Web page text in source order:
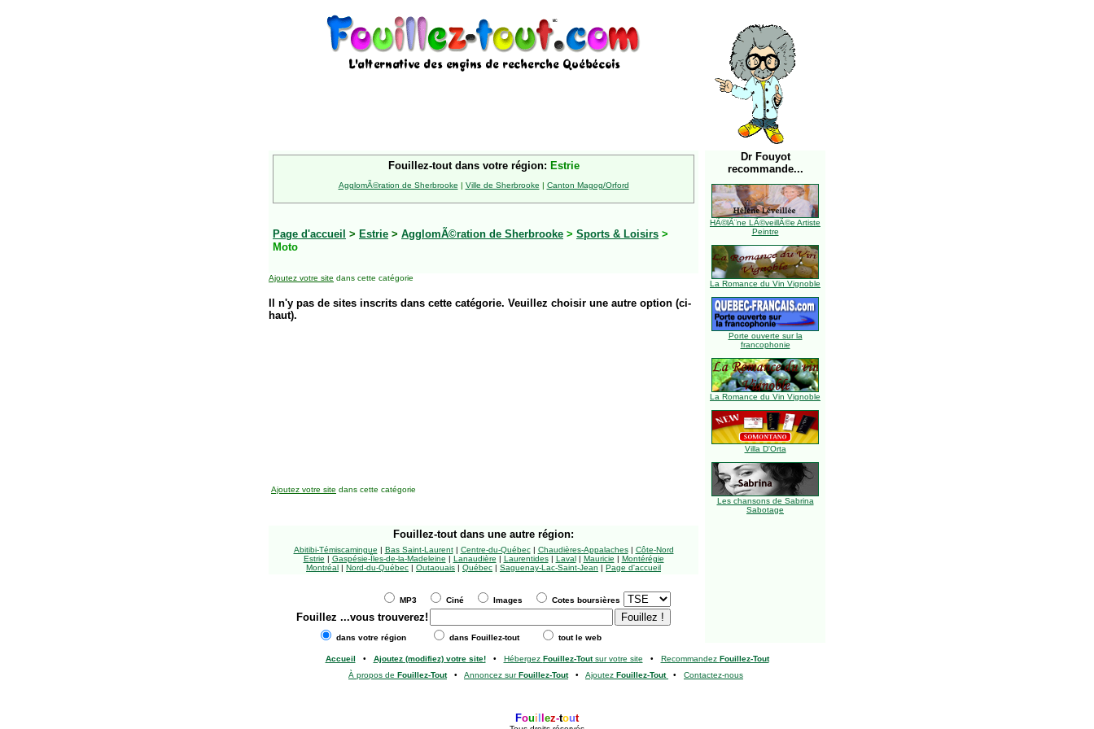
Fouillez-tout dans votre région: Estrie
AgglomÃ©ration de Sherbrooke | Ville de Sherbrooke | Canton Magog/Orford
Page d'accueil > Estrie > AgglomÃ©ration de Sherbrooke > Sports & Loisirs >
Moto
Ajoutez votre site dans cette catégorie
Il n'y pas de sites inscrits dans cette catégorie. Veuillez choisir une autre option (ci-
haut).
Dr Fouyot
recommande...
HÃ©lÃ¨ne LÃ©veillÃ©e Artiste
Peintre
La Romance du Vin Vignoble
Porte ouverte sur la
francophonie
La Romance du Vin Vignoble
Villa D'Orta
Les chansons de Sabrina
Sabotage
Ajoutez votre site dans cette catégorie
Fouillez-tout dans une autre région:
Abitibi-Témiscamingue | Bas Saint-Laurent| Centre-du-Québec| Chaudières-Appalaches| Côte-Nord
Estrie | Gaspésie-Îles-de-la-Madeleine | Lanaudière | Laurentides| Laval| Mauricie | Montérégie
Montréal | Nord-du-Québec | Outaouais | Québec | Saguenay-Lac-Saint-Jean | Page d'accueil
MP3 Ciné Images Cotes boursières
Fouillez ...vous trouverez!
dans votre région dans Fouillez-tout tout le web
Accueil • Ajoutez (modifiez) votre site!• Hébergez Fouillez-Toutsur votre site • Recommandez Fouillez-Tout
À propos de Fouillez-Tout• Annoncez surFouillez-Tout• Ajoutez Fouillez-Tout • Contactez-nous
Foui ez-tout